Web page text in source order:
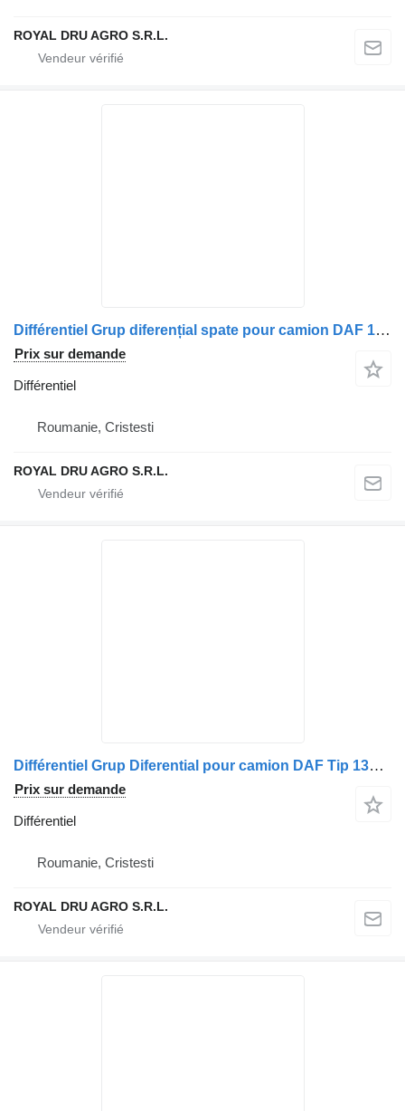
ROYAL DRU AGRO S.R.L.
Différentiel Grup diferențial spate pour camion DAF 1347.307
Prix sur demande
Différentiel
Roumanie, Cristesti
ROYAL DRU AGRO S.R.L.
Différentiel Grup Diferential pour camion DAF Tip 1347, Reductie 2.93, Ord.nr 802402, Serie.nr 4MF433
Prix sur demande
Différentiel
Roumanie, Cristesti
ROYAL DRU AGRO S.R.L.